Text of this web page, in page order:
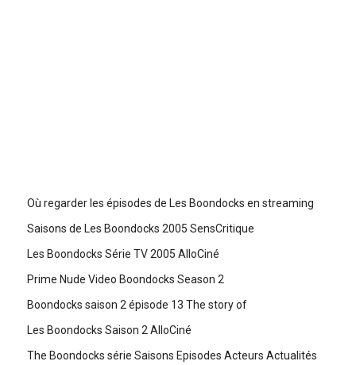
Où regarder les épisodes de Les Boondocks en streaming
Saisons de Les Boondocks 2005 SensCritique
Les Boondocks Série TV 2005 AlloCiné
Prime Nude Video Boondocks Season 2
Boondocks saison 2 épisode 13 The story of
Les Boondocks Saison 2 AlloCiné
The Boondocks série Saisons Episodes Acteurs Actualités